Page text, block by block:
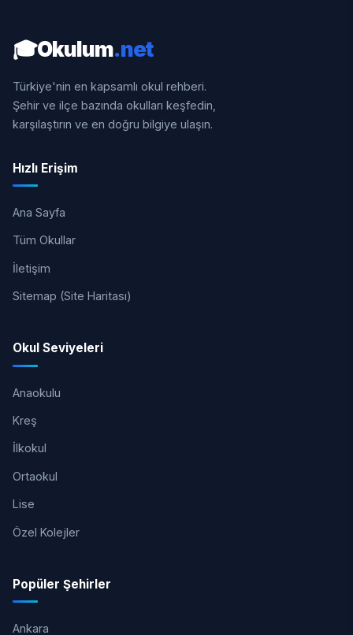
🎓Okulum.net
Türkiye'nin en kapsamlı okul rehberi.
Şehir ve ilçe bazında okulları keşfedin,
karşılaştırın ve en doğru bilgiye ulaşın.
Hızlı Erişim
Ana Sayfa
Tüm Okullar
İletişim
Sitemap (Site Haritası)
Okul Seviyeleri
Anaokulu
Kreş
İlkokul
Ortaokul
Lise
Özel Kolejler
Popüler Şehirler
Ankara